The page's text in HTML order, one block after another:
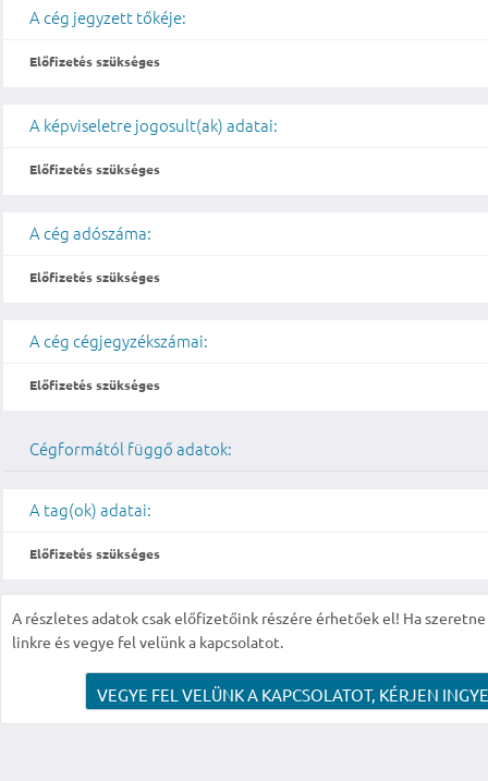
A cég jegyzett tőkéje:
Előfizetés szükséges
A képviseletre jogosult(ak) adatai:
Előfizetés szükséges
A cég adószáma:
Előfizetés szükséges
A cég cégjegyzékszámai:
Előfizetés szükséges
Cégformától függő adatok:
A tag(ok) adatai:
Előfizetés szükséges
A részletes adatok csak előfizetőink részére érhetőek el! Ha
linkre és vegye fel velünk a kapcsolatot.
VEGYE FEL VELÜNK A KAPCSOLATOT, KÉRJEN